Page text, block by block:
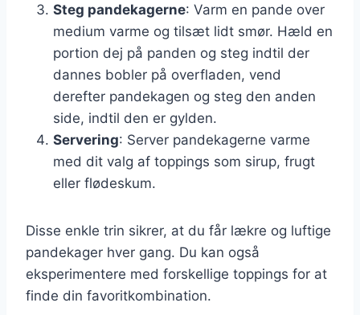
Steg pandekagerne: Varm en pande over
medium varme og tilsæt lidt smør. Hæld en
portion dej på panden og steg indtil der
dannes bobler på overfladen, vend
derefter pandekagen og steg den anden
side, indtil den er gylden.
Servering: Server pandekagerne varme
med dit valg af toppings som sirup, frugt
eller flødeskum.
Disse enkle trin sikrer, at du får lækre og luftige
pandekager hver gang. Du kan også
eksperimentere med forskellige toppings for at
finde din favoritkombination.